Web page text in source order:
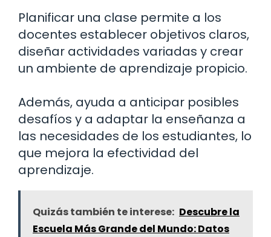
Planificar una clase permite a los
docentes establecer objetivos claros,
diseñar actividades variadas y crear
un ambiente de aprendizaje propicio.
Además, ayuda a anticipar posibles
desafíos y a adaptar la enseñanza a
las necesidades de los estudiantes, lo
que mejora la efectividad del
aprendizaje.
Quizás también te interese: Descubre la
Escuela Más Grande del Mundo: Datos